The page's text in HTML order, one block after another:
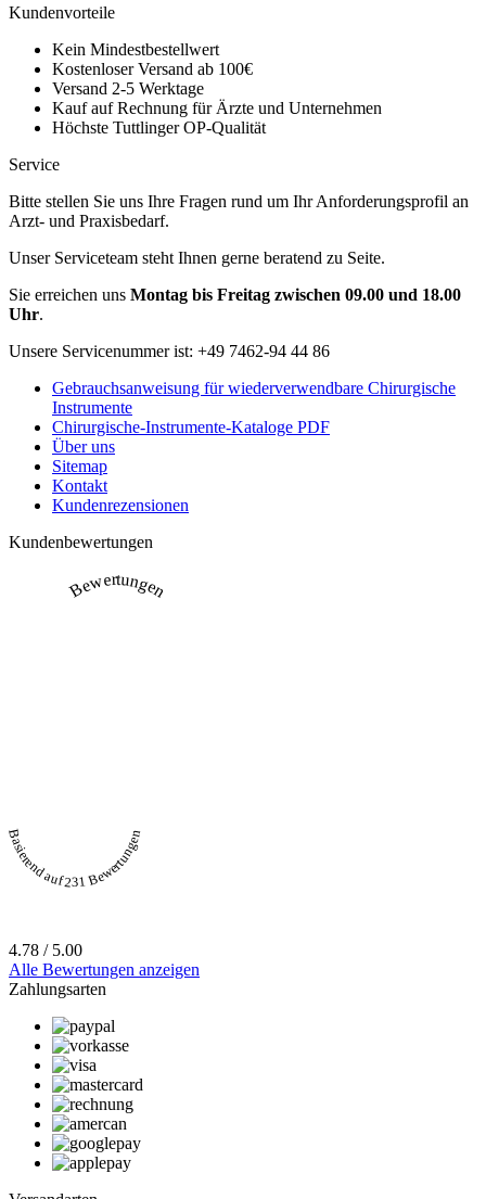
Kundenvorteile
Kein Mindestbestellwert
Kostenloser Versand ab 100€
Versand 2-5 Werktage
Kauf auf Rechnung für Ärzte und Unternehmen
Höchste Tuttlinger OP-Qualität
Service
Bitte stellen Sie uns Ihre Fragen rund um Ihr Anforderungsprofil an
Arzt- und Praxisbedarf.
Unser Serviceteam steht Ihnen gerne beratend zu Seite.
Sie erreichen uns Montag bis Freitag zwischen 09.00 und 18.00
Uhr.
Unsere Servicenummer ist: +49 7462-94 44 86
Gebrauchsanweisung für wiederverwendbare Chirurgische
Instrumente
Chirurgische-Instrumente-Kataloge PDF
Über uns
Sitemap
Kontakt
Kundenrezensionen
Kundenbewertungen
Bewertungen
Basierend auf 231 Bewertungen
4.78 / 5.00
Alle Bewertungen anzeigen
Zahlungsarten